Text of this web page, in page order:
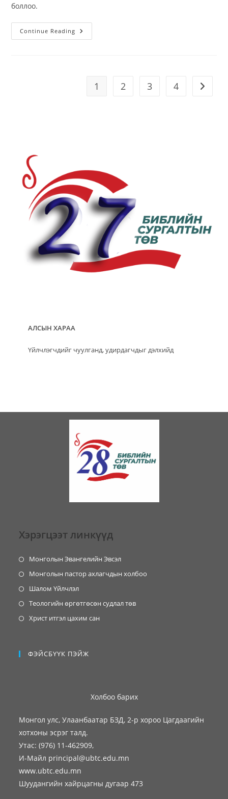
боллоо.
Continue Reading БСТ-
Н
1 2 3 4 Go to
АЛСЫН ХАРАА
Үйлчлэгчдийг чуулганд, удирдагчдыг дэлхийд
Хэрэгцээт линкүүд
Монголын Эвангелийн Эвсэл
Монголын пастор ахлагчдын холбоо
Шалом Үйлчлэл
Теологийн өргөтгөсөн судлал төв
Христ итгэл цахим сан
ФЭЙСБҮҮК ПЭЙЖ
Холбоо барих
Монгол улс, Улаанбаатар БЗД, 2-р хороо Цагдаагийн
хотхоны эсрэг талд.
Утас: (976) 11-462909,
И-Майл principal@ubtc.edu.mn
www.ubtc.edu.mn
Шуудангийн хайрцагны дугаар 473